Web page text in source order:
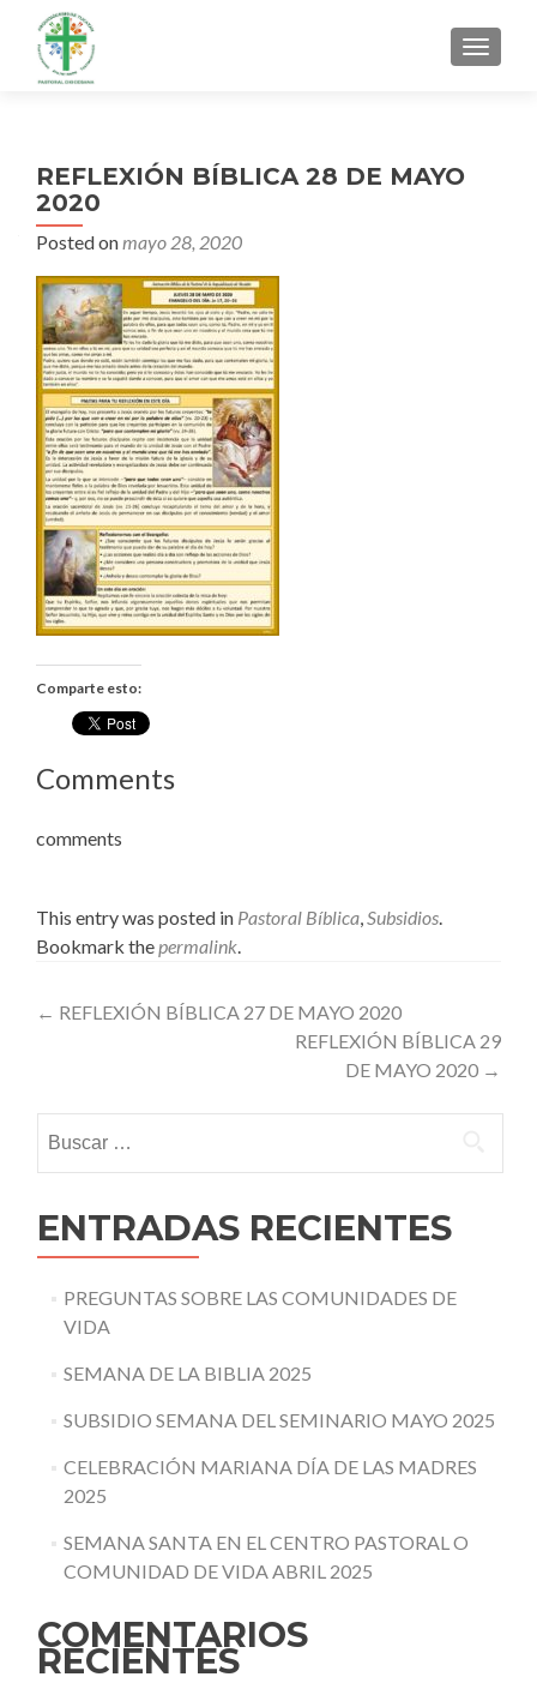
MENU
REFLEXIÓN BÍBLICA 28 DE MAYO
2020
Posted onmayo 28, 2020
Comparte esto:
Comments
comments
This entry was posted in Pastoral Bíblica,Subsidios.
Bookmark thepermalink.
Post
← REFLEXIÓN BÍBLICA 27 DE MAYO 2020
REFLEXIÓN BÍBLICA 29
DE MAYO 2020 →
ENTRADAS RECIENTES
PREGUNTAS SOBRE LAS COMUNIDADES DE
VIDA
SEMANA DE LA BIBLIA 2025
SUBSIDIO SEMANA DEL SEMINARIO MAYO 2025
CELEBRACIÓN MARIANA DÍA DE LAS MADRES
2025
SEMANA SANTA EN EL CENTRO PASTORAL O
COMUNIDAD DE VIDA ABRIL 2025
COMENTARIOS
RECIENTES